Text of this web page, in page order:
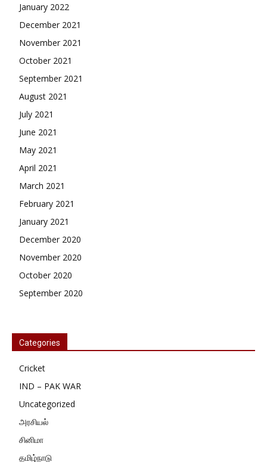
January 2022
December 2021
November 2021
October 2021
September 2021
August 2021
July 2021
June 2021
May 2021
April 2021
March 2021
February 2021
January 2021
December 2020
November 2020
October 2020
September 2020
Categories
Cricket
IND – PAK WAR
Uncategorized
அரசியல்
சினிமா
தமிழ்நாடு